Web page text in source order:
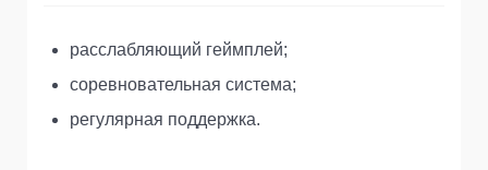
расслабляющий геймплей;
соревновательная система;
регулярная поддержка.